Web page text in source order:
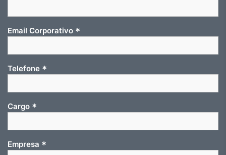
Email Corporativo *
Telefone *
Cargo *
Empresa *